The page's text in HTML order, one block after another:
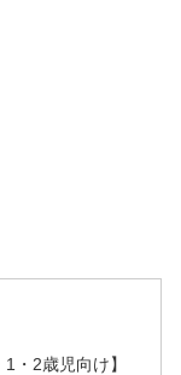
・2歳児向け】